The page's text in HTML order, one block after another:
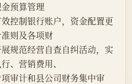
预算管理
控制银行账户，资金配置更
则及各项财
规范经营自查自纠活动，实
、营销费用、
审计和县公司财务集中审